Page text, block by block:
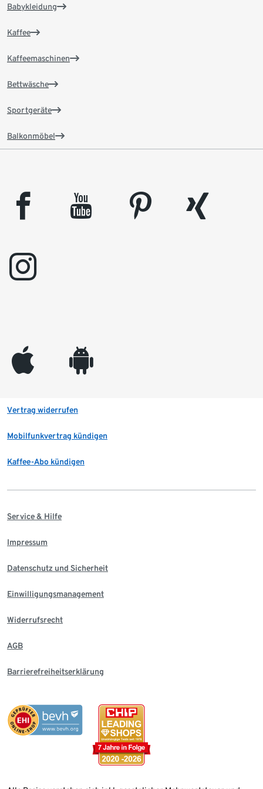
Babykleidung
Kaffee
Kaffeemaschinen
Bettwäsche
Sportgeräte
Balkonmöbel
facebook youtube pinterest
xing
instagram
appleinc android
Vertrag widerrufen
Mobilfunkvertrag kündigen
Kaffee-Abo kündigen
Service & Hilfe
Impressum
Datenschutz und Sicherheit
Einwilligungsmanagement
Widerrufsrecht
AGB
Barrierefreiheitserklärung